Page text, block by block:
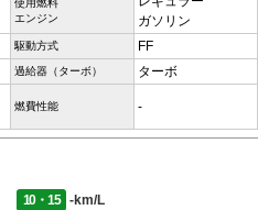
使用燃料
エンジン
ガソリン
駆動方式 FF
過給器（ターボ） ターボ
燃費性能 -
10・15
-km/L